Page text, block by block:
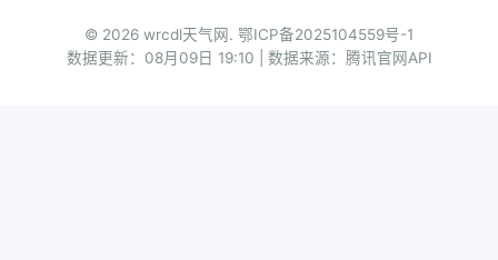
© 2026 wrcdl天气网. 鄂ICP备2025104559号-1
数据更新：08月09日 19:10 | 数据来源：腾讯官网API